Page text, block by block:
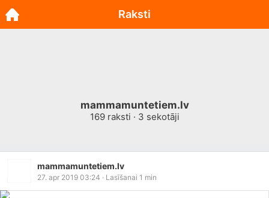
mammamuntetiem.lv
169raksti · 3 sekotāji
mammamuntetiem.lv
27. apr 2019 03:24 · Lasīšanai 1 min
Raksti